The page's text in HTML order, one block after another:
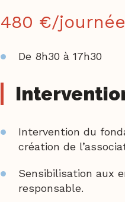
480 €/journée
De 8h30 à 17h30
Intervention du
création de
Sensibilisation aux
responsable.